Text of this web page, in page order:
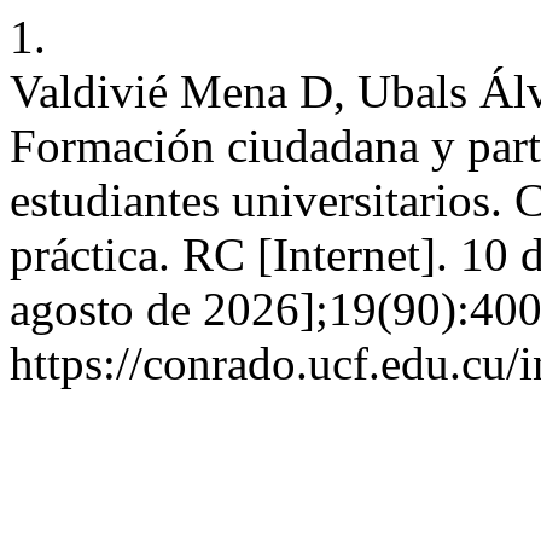
1.
Valdivié Mena D, Ubals
Formación ciudadana y
estudiantes universitarios.
práctica. RC [Internet]. 10
agosto de
https://